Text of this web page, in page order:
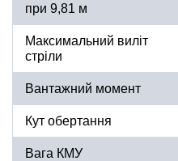
при 9,81 м
Максимальний виліт
стріли
Вантажний момент
Кут обертання
Вага КМУ